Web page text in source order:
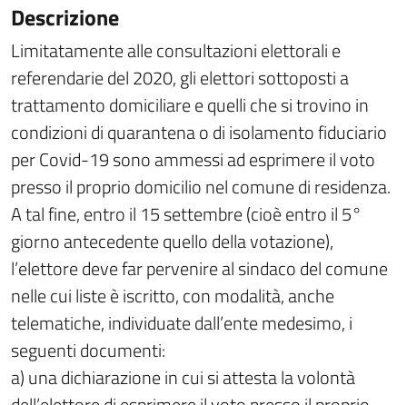
Descrizione
Limitatamente alle consultazioni elettorali e
referendarie del 2020, gli elettori sottoposti a
trattamento domiciliare e quelli che si trovino in
condizioni di quarantena o di isolamento fiduciario
per Covid-19 sono ammessi ad esprimere il voto
presso il proprio domicilio nel comune di residenza.
A tal fine, entro il 15 settembre (cioè entro il 5°
giorno antecedente quello della votazione),
l’elettore deve far pervenire al sindaco del comune
nelle cui liste è iscritto, con modalità, anche
telematiche, individuate dall’ente medesimo, i
seguenti documenti:
a) una dichiarazione in cui si attesta la volontà